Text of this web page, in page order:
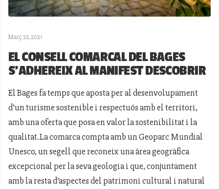
Març 22,2021
EL CONSELL COMARCAL DEL BAGES
S’ADHEREIX AL MANIFEST DESCOBRIR
El Bages fa temps que aposta per al desenvolupament
d’un turisme sostenible i respectuós amb el territori,
amb una oferta que posa en valor la sostenibilitat i la
qualitat.La comarca compta amb un Geoparc Mundial
Unesco, un segell que reconeix una àrea geogràfica
excepcional per la seva geologia i que, conjuntament
amb la resta d’aspectes del patrimoni cultural i natural